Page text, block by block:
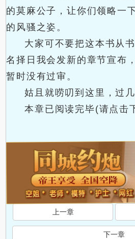
的莫麻公子，让你们领略一
的风骚之姿。
大家可不要把这本书从
名择日我会发新的章节宣布
暂时没有过审。
姑且就唠叨到这里，过
本章已阅读完毕(请点击
上一章
下一章